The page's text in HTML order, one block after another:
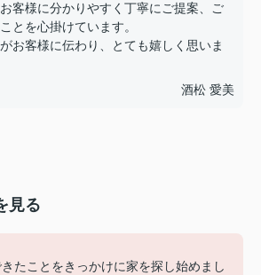
客様に分かりやすく丁寧にご提案、ご
とを心掛けています。
お客様に伝わり、とても嬉しく思いま
酒松 愛美
見る
たことをきっかけに家を探し始めまし